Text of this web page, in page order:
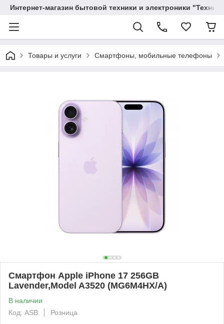
Интернет-магазин бытовой техники и электроники
Товары и услуги Смартфоны, мобильные телефоны
Смартфон Apple iPhone 17 256GB
Lavender,Model A3520 (MG6M4HX/A)
В наличии
Код: ASB
Розница